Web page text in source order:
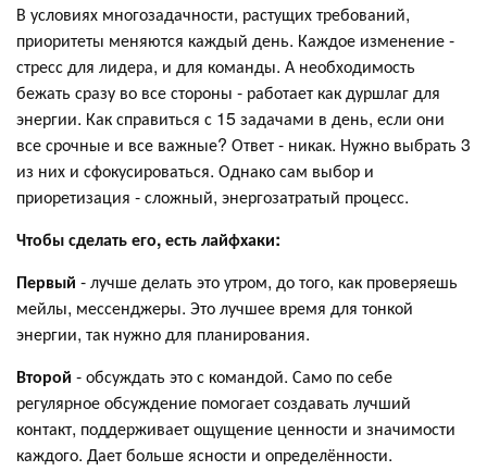
В условиях многозадачности, растущих требований,
приоритеты меняются каждый день. Каждое изменение -
стресс для лидера, и для команды. А необходимость
бежать сразу во все стороны - работает как дуршлаг для
энергии. Как справиться с 15 задачами в день, если они
все срочные и все важные? Ответ - никак. Нужно выбрать 3
из них и сфокусироваться. Однако сам выбор и
приоретизация - сложный, энергозатратый процесс.
Чтобы сделать его, есть лайфхаки:
Первый - лучше делать это утром, до того, как проверяешь
мейлы, мессенджеры. Это лучшее время для тонкой
энергии, так нужно для планирования.
Второй - обсуждать это с командой. Само по себе
регулярное обсуждение помогает создавать лучший
контакт, поддерживает ощущение ценности и значимости
каждого. Дает больше ясности и определённости.